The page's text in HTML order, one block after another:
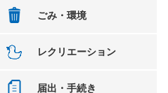
ごみ・環境
レクリエーション
届出・手続き